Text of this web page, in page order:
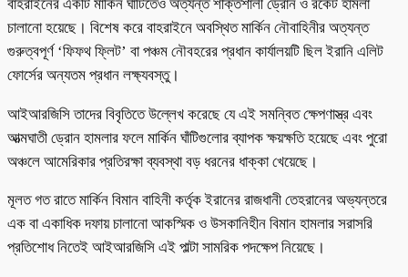
বাহরাইনের একটি মার্কিন ঘাঁটিতেও অত্যন্ত শক্তিশালী ড্রোন ও রকেট হামলা
চালানো হয়েছে। বিশেষ করে বাহরাইনে অবস্থিত মার্কিন নৌবাহিনীর অত্যন্ত
গুরুত্বপূর্ণ ‘ফিফথ ফ্লিট’ বা পঞ্চম নৌবহরের প্রধান কার্যালয়টি ছিল ইরানি এলিট
ফোর্সের অন্যতম প্রধান লক্ষ্যবস্তু।
আইআরজিসি তাদের বিবৃতিতে উল্লেখ করেছে যে এই সমন্বিত ক্ষেপণাস্ত্র এবং
আত্মঘাতী ড্রোন হামলার ফলে মার্কিন ঘাঁটিগুলোর ব্যাপক ক্ষয়ক্ষতি হয়েছে এবং পুরো
অঞ্চলে আমেরিকার প্রতিরক্ষা ব্যবস্থা বড় ধরনের ধাক্কা খেয়েছে।
মূলত গত রাতে মার্কিন বিমান বাহিনী কর্তৃক ইরানের রাজধানী তেহরানের অভ্যন্তরে
এক বা একাধিক দফায় চালানো আকস্মিক ও উসকানিহীন বিমান হামলার সরাসরি
প্রতিশোধ নিতেই আইআরজিসি এই পাল্টা সামরিক পদক্ষেপ নিয়েছে।